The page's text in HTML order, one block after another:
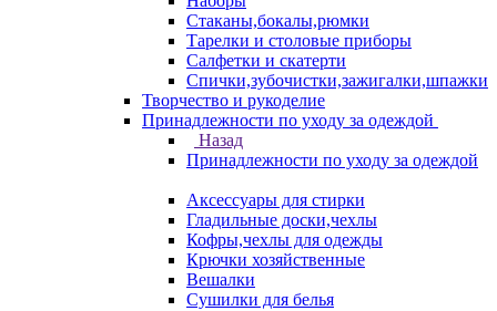
Стаканы,бокалы,рюмки
Тарелки и столовые приборы
Салфетки и скатерти
Спички,зубочистки,зажигалки,шпажки
Творчество и рукоделие
Принадлежности по уходу за одеждой
Назад
Принадлежности по уходу за одеждой
Аксессуары для стирки
Гладильные доски,чехлы
Кофры,чехлы для одежды
Крючки хозяйственные
Вешалки
Сушилки для белья